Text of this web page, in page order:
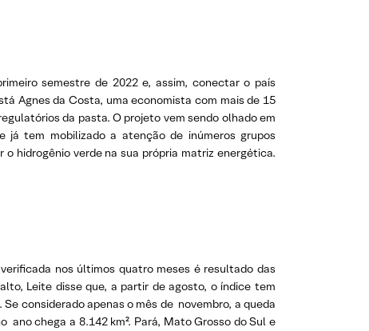
semestre de 2022 e, assim, conectar o país
Agnes da Costa, uma economista com mais de 15
da pasta. O projeto vem sendo olhado em
já tem mobilizado a atenção de inúmeros grupos
hidrogênio verde na sua própria matriz energética.
nos últimos quatro meses é resultado das
Leite disse que, a partir de agosto, o índice tem
considerado apenas o mês de novembro, a queda
ano chega a 8.142 km². Pará, Mato Grosso do Sul e